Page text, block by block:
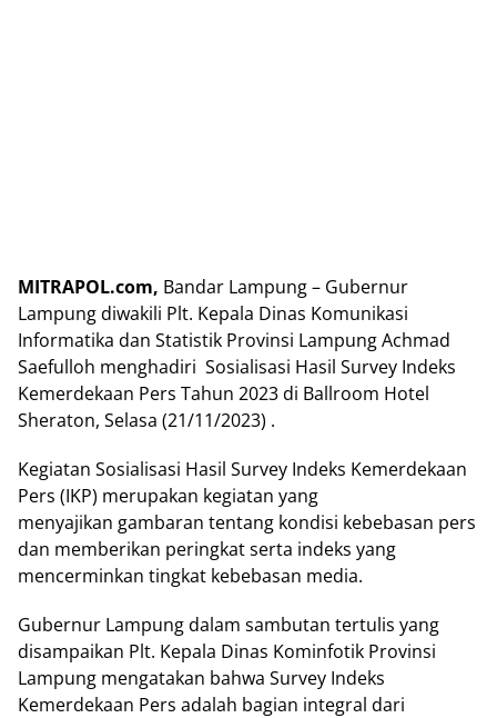
MITRAPOL.com, Bandar Lampung – Gubernur
Lampung diwakili Plt. Kepala Dinas Komunikasi
Informatika dan Statistik Provinsi Lampung Achmad
Saefulloh menghadiri Sosialisasi Hasil Survey Indeks
Kemerdekaan Pers Tahun 2023 di Ballroom Hotel
Sheraton, Selasa (21/11/2023) .
Kegiatan Sosialisasi Hasil Survey Indeks Kemerdekaan
Pers (IKP) merupakan kegiatan yang
menyajikan gambaran tentang kondisi kebebasan pers
dan memberikan peringkat serta indeks yang
mencerminkan tingkat kebebasan media.
Gubernur Lampung dalam sambutan tertulis yang
disampaikan Plt. Kepala Dinas Kominfotik Provinsi
Lampung mengatakan bahwa Survey Indeks
Kemerdekaan Pers adalah bagian integral dari